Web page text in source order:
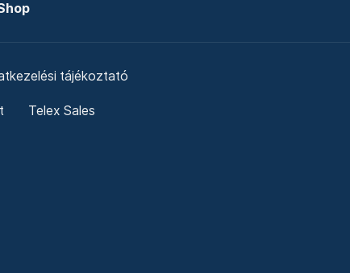
tájékoztató
Telex Sales